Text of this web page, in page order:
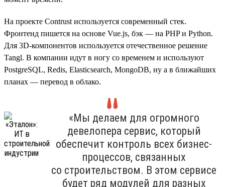
На проекте Contrust используется современный стек.
Фронтенд пишется на основе Vue.js, бэк — на PHP и Python.
Для 3D-компонентов используется отечественное решение
Tangl. В компании идут в ногу со временем и используют
PostgreSQL, Redis, Elasticsearch, MongoDB, ну а в ближайших
планах — перевод в облако.
«Мы делаем для огромного
девелопера сервис, который
обеспечит контроль всех бизнес-
процессов, связанных
со строительством. В этом сервисе
будет ряд модулей для разных